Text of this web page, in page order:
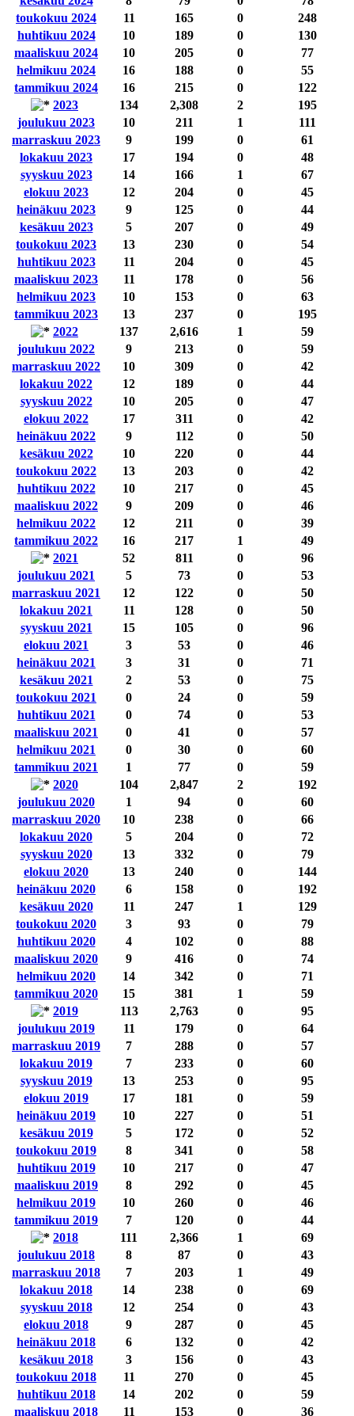
toukokuu 2024
11 165 0
248
huhtikuu 2024
10 189 0
130
maaliskuu 2024
10 205 0
77
helmikuu 2024
16 188 0
55
tammikuu 2024
16 215 0
122
2023
134 2,308 2
195
joulukuu 2023
10 211 1
111
marraskuu 2023
9 199 0
61
lokakuu 2023
17 194 0
48
syyskuu 2023
14 166 1
67
elokuu 2023
12 204 0
45
heinäkuu 2023
9 125 0
44
kesäkuu 2023
5 207 0
49
toukokuu 2023
13 230 0
54
huhtikuu 2023
11 204 0
45
maaliskuu 2023
11 178 0
56
helmikuu 2023
10 153 0
63
tammikuu 2023
13 237 0
195
2022
137 2,616 1
59
joulukuu 2022
9 213 0
59
marraskuu 2022
10 309 0
42
lokakuu 2022
12 189 0
44
syyskuu 2022
10 205 0
47
elokuu 2022
17 311 0
42
heinäkuu 2022
9 112 0
50
kesäkuu 2022
10 220 0
44
toukokuu 2022
13 203 0
42
huhtikuu 2022
10 217 0
45
maaliskuu 2022
9 209 0
46
helmikuu 2022
12 211 0
39
tammikuu 2022
16 217 1
49
2021
52 811 0
96
joulukuu 2021
5 73 0
53
marraskuu 2021
12 122 0
50
lokakuu 2021
11 128 0
50
syyskuu 2021
15 105 0
96
elokuu 2021
3 53 0
46
heinäkuu 2021
3 31 0
71
kesäkuu 2021
2 53 0
75
toukokuu 2021
0 24 0
59
huhtikuu 2021
0 74 0
53
maaliskuu 2021
0 41 0
57
helmikuu 2021
0 30 0
60
tammikuu 2021
1 77 0
59
2020
104 2,847 2
192
joulukuu 2020
1 94 0
60
marraskuu 2020
10 238 0
66
lokakuu 2020
5 204 0
72
syyskuu 2020
13 332 0
79
elokuu 2020
13 240 0
144
heinäkuu 2020
6 158 0
192
kesäkuu 2020
11 247 1
129
toukokuu 2020
3 93 0
79
huhtikuu 2020
4 102 0
88
maaliskuu 2020
9 416 0
74
helmikuu 2020
14 342 0
71
tammikuu 2020
15 381 1
59
2019
113 2,763 0
95
joulukuu 2019
11 179 0
64
marraskuu 2019
7 288 0
57
lokakuu 2019
7 233 0
60
syyskuu 2019
13 253 0
95
elokuu 2019
17 181 0
59
heinäkuu 2019
10 227 0
51
kesäkuu 2019
5 172 0
52
toukokuu 2019
8 341 0
58
huhtikuu 2019
10 217 0
47
maaliskuu 2019
8 292 0
45
helmikuu 2019
10 260 0
46
tammikuu 2019
7 120 0
44
2018
111 2,366 1
69
joulukuu 2018
8 87 0
43
marraskuu 2018
7 203 1
49
lokakuu 2018
14 238 0
69
syyskuu 2018
12 254 0
43
elokuu 2018
9 287 0
45
heinäkuu 2018
6 132 0
42
kesäkuu 2018
3 156 0
43
toukokuu 2018
11 270 0
45
huhtikuu 2018
14 202 0
59
maaliskuu 2018
11 153 0 36